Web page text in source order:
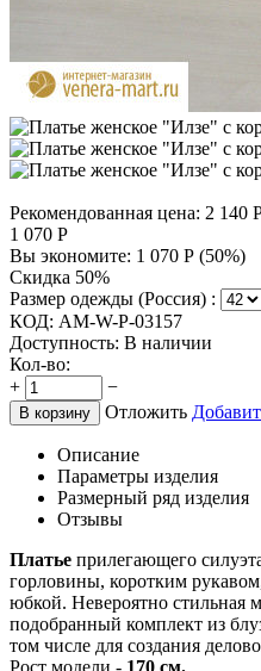
Рекомендованная цена: 2 140
1 070 Р
Вы экономите: 1 070 Р (50%)
Скидка 50%
Размер одежды (Россия) :
КОД: AM-W-P-03157
Доступность: В наличии
Кол-во:
+
−
В корзину Отложить
Описание
Параметры изделия
Размерный ряд изделия
Отзывы
Платье прилегающего
горловины, коротким
юбкой. Невероятно стильная
подобранный комплект из
том числе для создания
Рост модели - 170 см.